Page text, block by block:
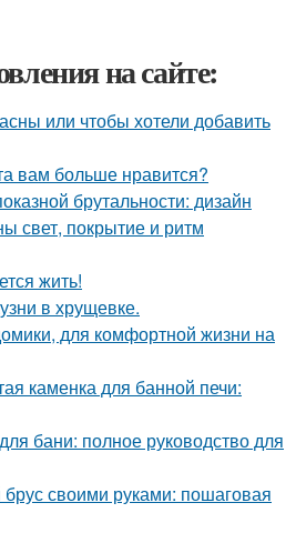
на сайте:
или чтобы хотели добавить
вам больше нравится?
брутальности: дизайн
свет, покрытие и ритм
жить!
в хрущевке.
для комфортной жизни на
каменка для банной печи:
бани: полное руководство для
брус своими руками: пошаговая